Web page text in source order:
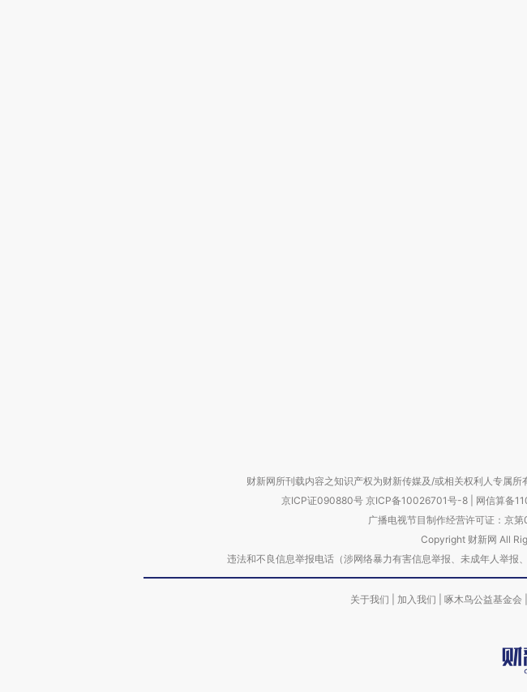
财新网所刊载内容之知识产权为财新传媒及/或相关权利人专属
京ICP证090880号 京ICP备10026701号-8 网信算备
广播电视节目制作经营许可证：京
Copyright 财新网 All
违法和不良信息举报电话（涉网络暴力有害信息举报、未成年人
关于我们 加入我们 啄木鸟公益基金会